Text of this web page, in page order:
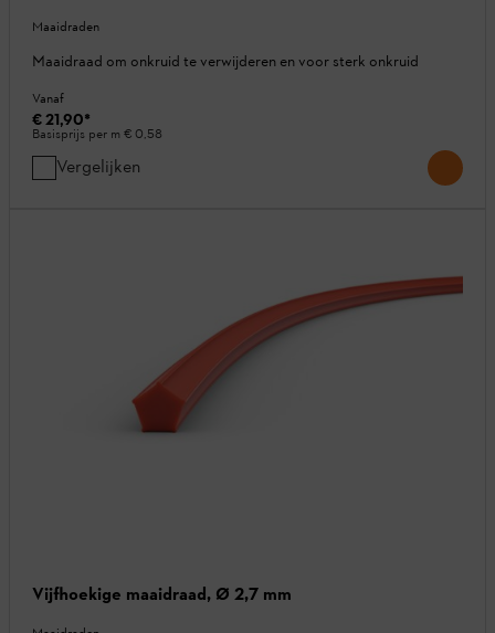
Maaidraden
Maaidraad om onkruid te verwijderen en voor sterk onkruid
Vanaf
€ 21,90*
Basisprijs per m € 0,58
Vergelijken
Vijfhoekige maaidraad, Ø 2,7 mm